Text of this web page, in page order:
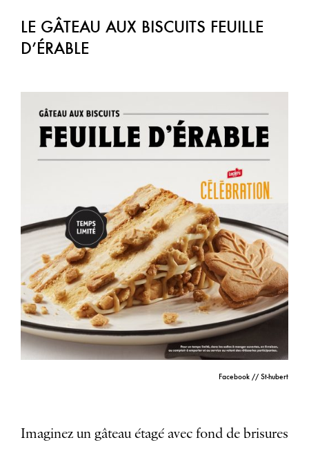
LE GÂTEAU AUX BISCUITS FEUILLE
D’ÉRABLE
Facebook // St-hubert
Imaginez un gâteau étagé avec fond de brisures